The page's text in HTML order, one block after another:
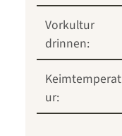
Vorkultur
drinnen:
Keimtemperat
ur: